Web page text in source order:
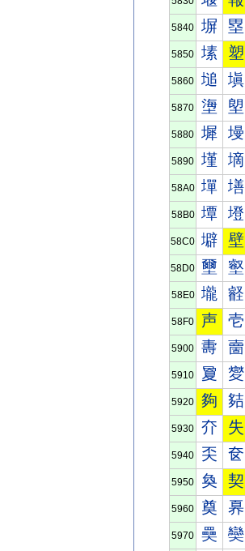
5840 塀 塁
5850 塐 塑
5860 塠 塡
5870 塰 塱
5880 墀 墁
5890 墐 墑
58A0 墠 墡
58B0 墰 墱
58C0 壀 壁
58D0 壐 壑
58E0 壠 壡
58F0 声 壱
5900 夀 夁
5910 夐 夑
5920 夠 夡
5930 夰 失
5940 奀 奁
5950 奐 契
5960 奠 奡
5970 奰 奱